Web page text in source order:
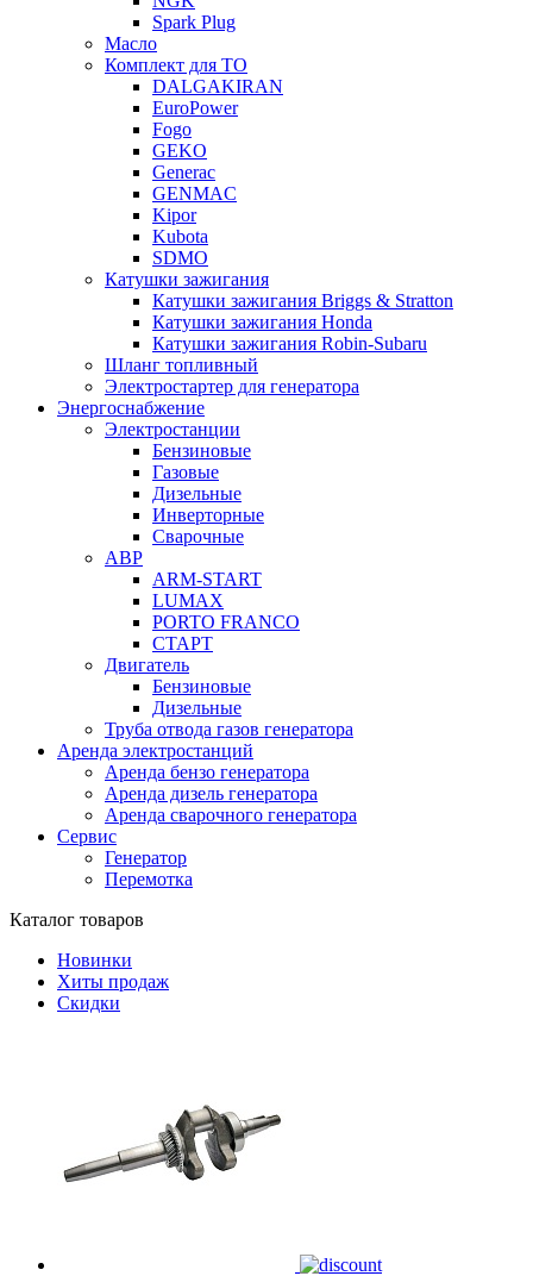
Spark Plug
Масло
Комплект для ТО
DALGAKIRAN
EuroPower
Fogo
GEKO
Generac
GENMAC
Kipor
Kubota
SDMO
Катушки зажигания
Катушки зажигания Briggs & Stratton
Катушки зажигания Honda
Катушки зажигания Robin-Subaru
Шланг топливный
Электростартер для генератора
Энергоснабжение
Электростанции
Бензиновые
Газовые
Дизельные
Инверторные
Сварочные
АВР
ARM-START
LUMAX
PORTO FRANCO
СТАРТ
Двигатель
Бензиновые
Дизельные
Труба отвода газов генератора
Аренда электростанций
Аренда бензо генератора
Аренда дизель генератора
Аренда сварочного генератора
Сервис
Генератор
Перемотка
Каталог товаров
Новинки
Хиты продаж
Скидки